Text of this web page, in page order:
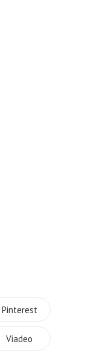
Pinterest
Viadeo